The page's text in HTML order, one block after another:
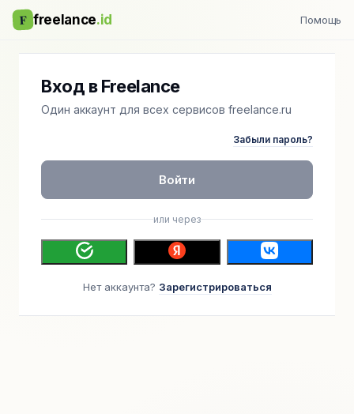
F freelance.id Помощь
Вход в Freelance
Один аккаунт для всех сервисов freelance.ru
Забыли пароль?
Войти
или через
Нет аккаунта? Зарегистрироваться